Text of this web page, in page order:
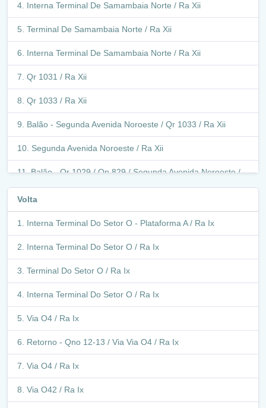
Interna Terminal De Samambaia Norte / Ra Xii
Terminal De Samambaia Norte / Ra Xii
Interna Terminal De Samambaia Norte / Ra Xii
Qr 1031 / Ra Xii
Qr 1033 / Ra Xii
Balão - Segunda Avenida Noroeste / Qr 1033 / Ra Xii
Segunda Avenida Noroeste / Ra Xii
Balão - Qr 1029 / Qn 829 / Segunda Avenida Noroeste /
Ra Xii
Qn 829 / Ra Xii
Balão - Qr 600-800 / Qr 629 / Qn 829 / Ra Xii
Qr 629 / Ra Xii
Avenida Noroeste / Ra Xii
Retorno - Avenida Noroeste (Qn 431) / Ra Xii
Avenida Noroeste / Ra Xii
Q 433 / Ra Xii
Retorno - Interna Antigo Terminal Samambaia Norte / Ra
Xii
Volta
Interna Terminal Do Setor O - Plataforma A / Ra Ix
Interna Terminal Do Setor O / Ra Ix
Terminal Do Setor O / Ra Ix
Interna Terminal Do Setor O / Ra Ix
Via O4 / Ra Ix
Retorno - Qno 12-13 / Via Via O4 / Ra Ix
Via O4 / Ra Ix
Via O42 / Ra Ix